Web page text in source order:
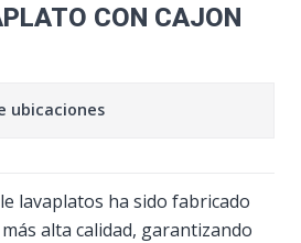
CON CAJON
ubicaciones
lavaplatos ha sido fabricado
alta calidad, garantizando